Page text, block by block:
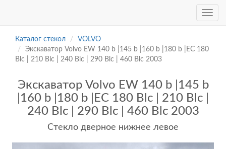
Каталог стекол
VOLVO
Экскаватор Volvo EW 140 b |145 b |160 b |180 b |EC 180
Blc | 210 Blc | 240 Blc | 290 Blc | 460 Blc 2003
Экскаватор Volvo EW 140 b |145 b
|160 b |180 b |EC 180 Blc | 210 Blc |
240 Blc | 290 Blc | 460 Blc 2003
Cтекло дверное нижнее левое